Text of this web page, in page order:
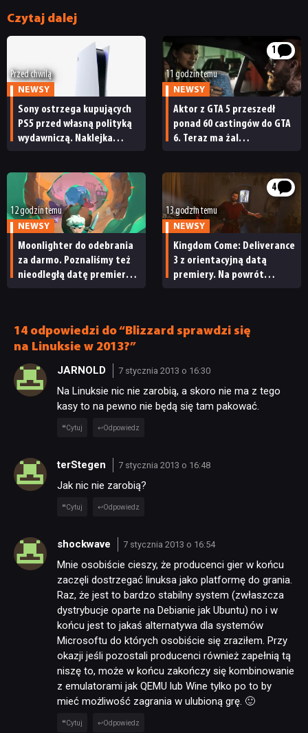
NEWSY
RECENZJE
PUBLICYSTYKA
Czytaj dalej
Przed chwilą
NEWSY
Sony ostrzega kupujących
PS5 przed własną polityką
wydawniczą. Naklejka
1
11 godzin temu
NEWSY
Aktor z GTA 5 przeszedł
ponad 60 castingów do GTA
6. Teraz ma żal
12 godzin temu
NEWSY
Moonlighter do odebrania
za darmo. Poznaliśmy też
nieodległą datę premiery
4
13 godzin temu
NEWSY
Kingdom Come: Deliverance
3 z orientacyjną datą
premiery. Na powrót
14 odpowiedzi do “Blizzard sprawdzi się
na Linuksie w 2013?”
JARNOLD 7 stycznia 2013 o 16:30
Na Linuksie nic nie zarobią, a skoro nie ma z tego
kasy to na pewno nie będą się tam pakować.
Cytuj Odpowiedz
terStegen 7 stycznia 2013 o 16:48
Jak nic nie zarobią?
Cytuj Odpowiedz
shockwave 7 stycznia 2013 o 16:54
Mnie osobiście cieszy, że producenci gier w końcu
zaczęli dostrzegać linuksa jako platformę do grania.
Raz, że jest to bardzo stabilny system (zwłaszcza
dystrybucje oparte na Debianie jak Ubuntu) no i w
końcu jest to jakaś alternatywa dla systemów
Microsoftu do których osobiście się zraziłem. Przy
okazji jeśli pozostali producenci również zapełnią tą
niszę to, może w końcu zakończy się kombinowanie
z emulatorami jak QEMU lub Wine tylko po to by
mieć możliwość zagrania w ulubioną grę. 🙂
Cytuj Odpowiedz